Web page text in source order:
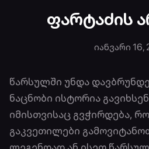
ფარტაძის
იანვარი 16,
წარსულში უნდა
ნაცნობი ისტორია
იმისთვისაც გვჭირდება,
გაკვეთილები